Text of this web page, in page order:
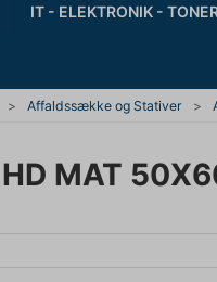
IT - ELEKTRONIK -
Affaldssække og Stativer
HD MAT